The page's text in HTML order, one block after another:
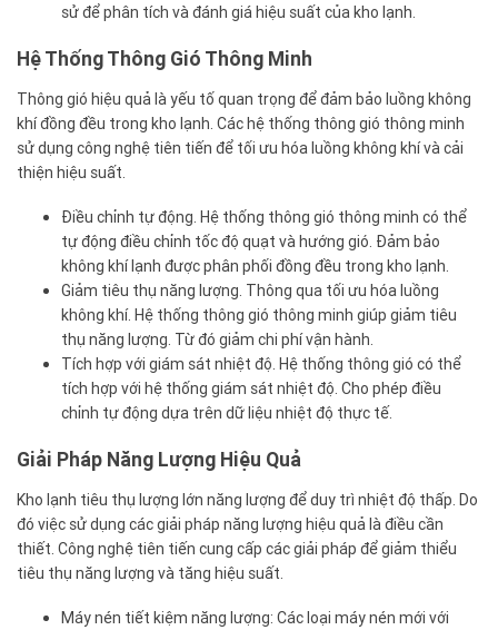
sử để phân tích và đánh giá hiệu suất của kho lạnh.
Hệ Thống Thông Gió Thông Minh
Thông gió hiệu quả là yếu tố quan trọng để đảm bảo luồng không
khí đồng đều trong kho lạnh. Các hệ thống thông gió thông minh
sử dụng công nghệ tiên tiến để tối ưu hóa luồng không khí và cải
thiện hiệu suất.
Điều chỉnh tự động. Hệ thống thông gió thông minh có thể
tự động điều chỉnh tốc độ quạt và hướng gió. Đảm bảo
không khí lạnh được phân phối đồng đều trong kho lạnh.
Giảm tiêu thụ năng lượng. Thông qua tối ưu hóa luồng
không khí. Hệ thống thông gió thông minh giúp giảm tiêu
thụ năng lượng. Từ đó giảm chi phí vận hành.
Tích hợp với giám sát nhiệt độ. Hệ thống thông gió có thể
tích hợp với hệ thống giám sát nhiệt độ. Cho phép điều
chỉnh tự động dựa trên dữ liệu nhiệt độ thực tế.
Giải Pháp Năng Lượng Hiệu Quả
Kho lạnh tiêu thụ lượng lớn năng lượng để duy trì nhiệt độ thấp. Do
đó việc sử dụng các giải pháp năng lượng hiệu quả là điều cần
thiết. Công nghệ tiên tiến cung cấp các giải pháp để giảm thiểu
tiêu thụ năng lượng và tăng hiệu suất.
Máy nén tiết kiệm năng lượng: Các loại máy nén mới với